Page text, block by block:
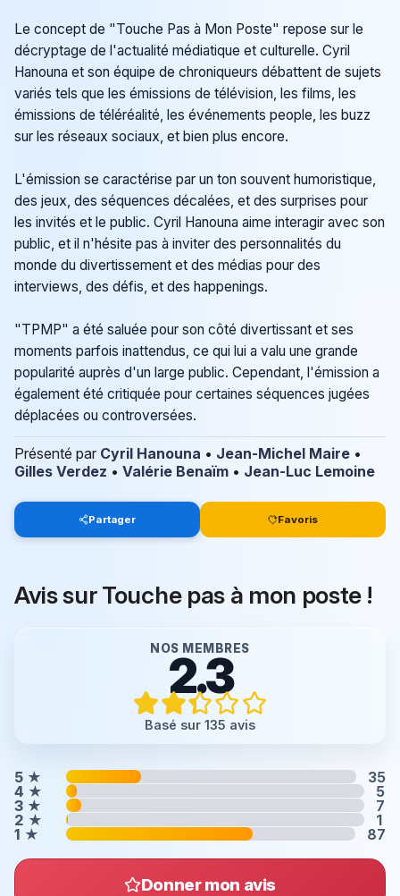
Le concept de "Touche Pas à Mon Poste" repose sur le
décryptage de l'actualité médiatique et culturelle. Cyril
Hanouna et son équipe de chroniqueurs débattent de sujets
variés tels que les émissions de télévision, les films, les
émissions de téléréalité, les événements people, les buzz
sur les réseaux sociaux, et bien plus encore.
L'émission se caractérise par un ton souvent humoristique,
des jeux, des séquences décalées, et des surprises pour
les invités et le public. Cyril Hanouna aime interagir avec son
public, et il n'hésite pas à inviter des personnalités du
monde du divertissement et des médias pour des
interviews, des défis, et des happenings.
"TPMP" a été saluée pour son côté divertissant et ses
moments parfois inattendus, ce qui lui a valu une grande
popularité auprès d'un large public. Cependant, l'émission a
également été critiquée pour certaines séquences jugées
déplacées ou controversées.
Présenté par Cyril Hanouna • Jean-Michel Maire •
Gilles Verdez • Valérie Benaïm • Jean-Luc Lemoine
Partager Favoris
Avis sur Touche pas à mon poste !
NOS MEMBRES
2.3
Basé sur 135 avis
5 ★
35
4 ★
5
3 ★
7
2 ★
1
1 ★ 87
Donner mon avis